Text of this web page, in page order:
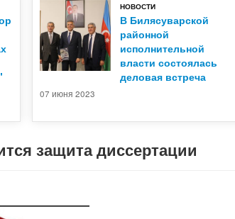
НОВОСТИ
В Билясуварской
районной
исполнительной
власти состоялась
деловая встреча
07 июня 2023
защита диссертации
1